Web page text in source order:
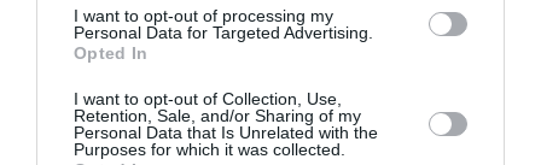
I want to opt-out of processing my
Personal Data for Targeted Advertising.
Opted In
I want to opt-out of Collection, Use,
Retention, Sale, and/or Sharing of my
Personal Data that Is Unrelated with the
Purposes for which it was collected.
LONDRES‑GATWICK
OBTIENT LE FEU VERT